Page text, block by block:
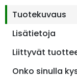
Tuotekuvaus
Lisätietoja
Liittyvät
Onko sinulla